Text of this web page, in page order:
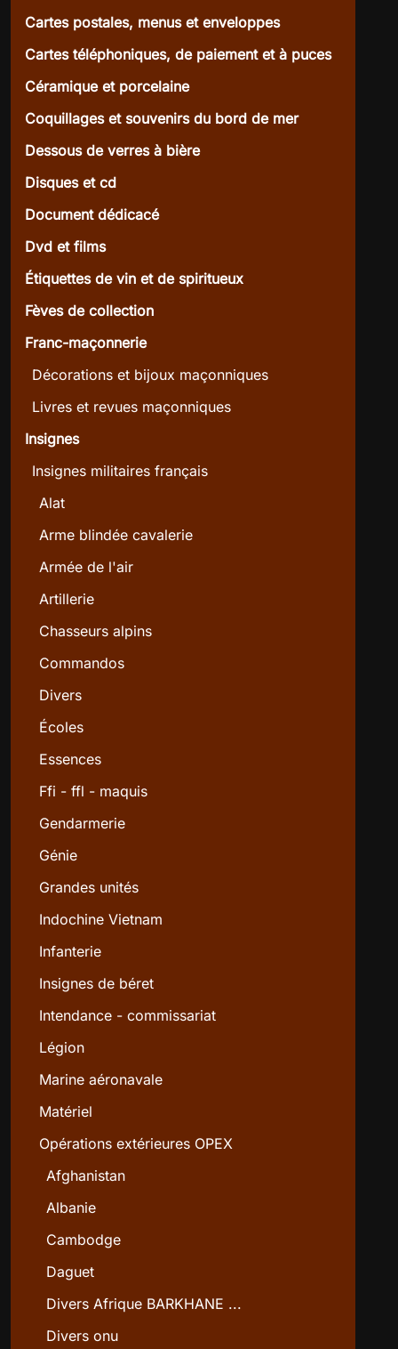
Cartes postales, menus et enveloppes
Cartes téléphoniques, de paiement et à puces
Céramique et porcelaine
Coquillages et souvenirs du bord de mer
Dessous de verres à bière
Disques et cd
Document dédicacé
Dvd et films
Étiquettes de vin et de spiritueux
Fèves de collection
Franc-maçonnerie
Décorations et bijoux maçonniques
Livres et revues maçonniques
Insignes
Insignes militaires français
Alat
Arme blindée cavalerie
Armée de l'air
Artillerie
Chasseurs alpins
Commandos
Divers
Écoles
Essences
Ffi - ffl - maquis
Gendarmerie
Génie
Grandes unités
Indochine Vietnam
Infanterie
Insignes de béret
Intendance - commissariat
Légion
Marine aéronavale
Matériel
Opérations extérieures OPEX
Afghanistan
Albanie
Cambodge
Daguet
Divers Afrique BARKHANE ...
Divers onu